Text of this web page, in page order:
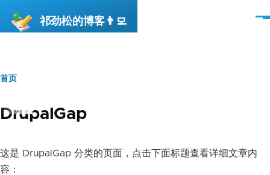
祁劲松的博客👨‍💻
菜
面
包
首页
DrupalGap
这是 DrupalGap 分类的页面，点击下面标题查看详细文章内
容：